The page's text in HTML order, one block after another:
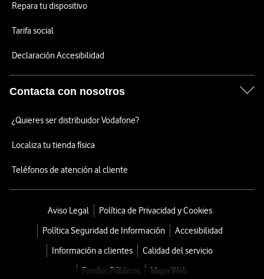
Repara tu dispositivo
Tarifa social
Declaración Accesibilidad
Contacta con nosotros
¿Quieres ser distribuidor Vodafone?
Localiza tu tienda física
Teléfonos de atención al cliente
Aviso Legal
Política de Privacidad y Cookies
Política Seguridad de Información
Accesibilidad
Información a clientes
Calidad del servicio
Fondos Públicos
Mapa Web